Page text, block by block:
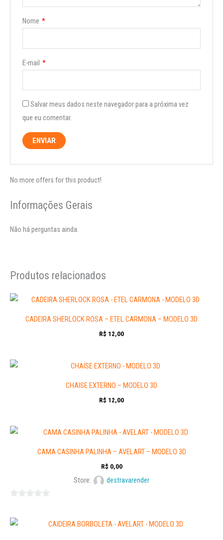
Nome *
E-mail *
Salvar meus dados neste navegador para a próxima vez
que eu comentar.
No more offers for this product!
Informações Gerais
Não há perguntas ainda.
Produtos relacionados
CADEIRA SHERLOCK ROSA – ETEL CARMONA – MODELO 3D
R$ 12,00
CHAISE EXTERNO – MODELO 3D
R$ 12,00
CAMA CASINHA PALINHA – AVELART – MODELO 3D
R$ 0,00
Store: destravarender
of